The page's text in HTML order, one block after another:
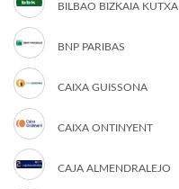
BILBAO BIZKAIA KUTXA
BNP PARIBAS
CAIXA GUISSONA
CAIXA ONTINYENT
CAJA ALMENDRALEJO